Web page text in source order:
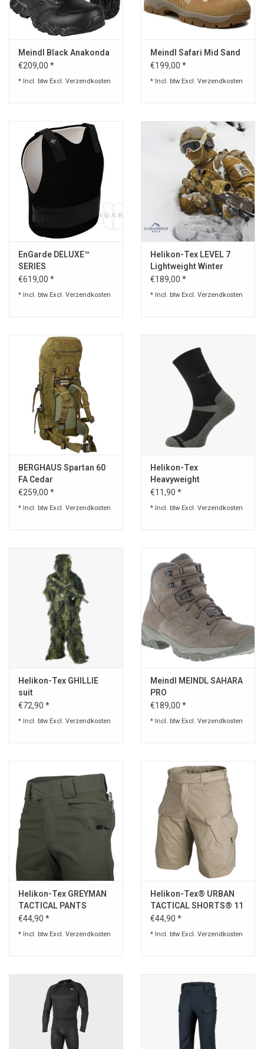
Meindl Black Anakonda
€209,00 *
* Incl. btw Excl. Verzendkosten
Meindl Safari Mid Sand
€199,00 *
* Incl. btw Excl. Verzendkosten
EnGarde DELUXE™
SERIES
€619,00 *
* Incl. btw Excl. Verzendkosten
Helikon-Tex LEVEL 7
Lightweight Winter
Jacket - Climashield®
€189,00 *
* Incl. btw Excl. Verzendkosten
BERGHAUS Spartan 60
FA Cedar
€259,00 *
* Incl. btw Excl. Verzendkosten
Helikon-Tex
Heavyweight
wintersokken
€11,90 *
* Incl. btw Excl. Verzendkosten
Helikon-Tex GHILLIE
suit
€72,90 *
* Incl. btw Excl. Verzendkosten
Meindl MEINDL SAHARA
PRO
€189,00 *
* Incl. btw Excl. Verzendkosten
Helikon-Tex GREYMAN
TACTICAL PANTS
€44,90 *
* Incl. btw Excl. Verzendkosten
Helikon-Tex® URBAN
TACTICAL SHORTS® 11
inch "® RIPSTOP
€44,90 *
* Incl. btw Excl. Verzendkosten